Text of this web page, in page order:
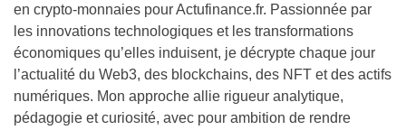
en crypto-monnaies pour Actufinance.fr. Passionnée par
les innovations technologiques et les transformations
économiques qu’elles induisent, je décrypte chaque jour
l’actualité du Web3, des blockchains, des NFT et des actifs
numériques. Mon approche allie rigueur analytique,
pédagogie et curiosité, avec pour ambition de rendre